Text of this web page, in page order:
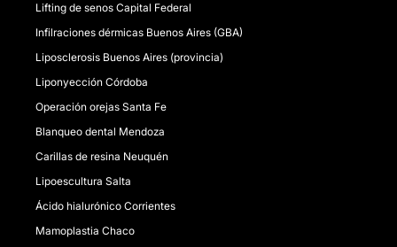
Lifting de senos Capital Federal
Infilraciones dérmicas Buenos Aires (GBA)
Liposclerosis Buenos Aires (provincia)
Liponyección Córdoba
Operación orejas Santa Fe
Blanqueo dental Mendoza
Carillas de resina Neuquén
Lipoescultura Salta
Ácido hialurónico Corrientes
Mamoplastia Chaco